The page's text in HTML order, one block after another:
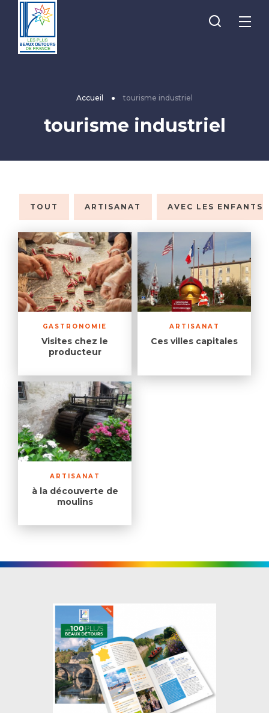
Détours
Je
Menu
Accueil ● tourisme industriel
tourisme industriel
TOUT ARTISANAT AVEC LES ENFANTS
GASTRONOMIE
Visites chez le
producteur
ARTISANAT
Ces villes capitales
ARTISANAT
à la découverte de
moulins